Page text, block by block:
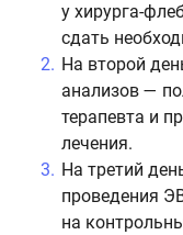
у хирурга-
сдать
На второй
анализов —
терапевта и
лечения.
На третий
проведения
на